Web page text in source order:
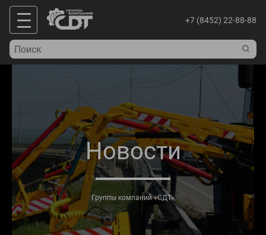
+7 (8452) 22-88-88
Новости
Группы компаний «СДТ»